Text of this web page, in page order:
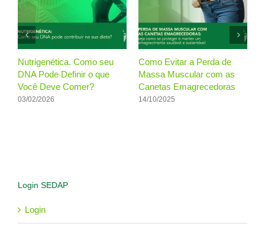
Evitar a Perda de
Muscular com as
Emagrecedoras
2025
Farmácia de Manipulação:
Como Funciona?
21/08/2025
Novos
Login SEDAP
Login